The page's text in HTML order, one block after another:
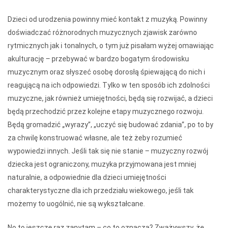
Dzieci od urodzenia powinny mieć kontakt z muzyką. Powinny
doświadczać różnorodnych muzycznych zjawisk zarówno
rytmicznych jak i tonalnych, o tym już pisałam wyżej omawiając
akulturację – przebywać w bardzo bogatym środowisku
muzycznym oraz słyszeć osobę dorosłą śpiewającą do nich i
reagującą na ich odpowiedzi. Tylko w ten sposób ich zdolności
muzyczne, jak również umiejętności, będą się rozwijać, a dzieci
będą przechodzić przez kolejne etapy muzycznego rozwoju.
Będą gromadzić „wyrazy”, „uczyć się budować zdania”, po to by
za chwilę konstruować własne, ale też żeby rozumieć
wypowiedzi innych. Jeśli tak się nie stanie – muzyczny rozwój
dziecka jest ograniczony, muzyka przyjmowana jest mniej
naturalnie, a odpowiednie dla dzieci umiejętności
charakterystyczne dla ich przedziału wiekowego, jeśli tak
możemy to uogólnić, nie są wykształcane.